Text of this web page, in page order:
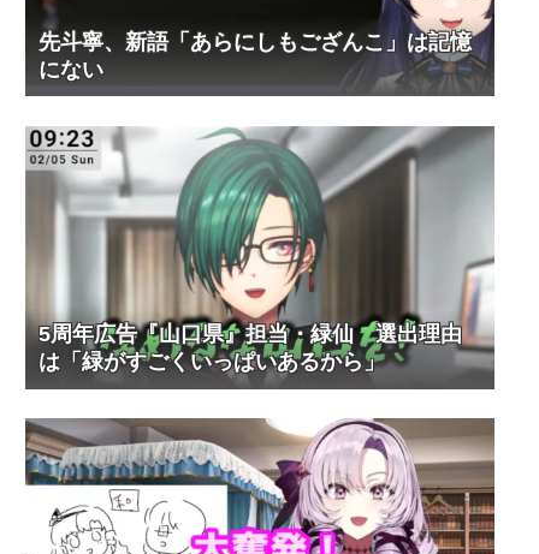
先斗寧、新語「あらにしもござんこ」は記憶
にない
5周年広告『山口県』担当・緑仙 選出理由
は「緑がすごくいっぱいあるから」